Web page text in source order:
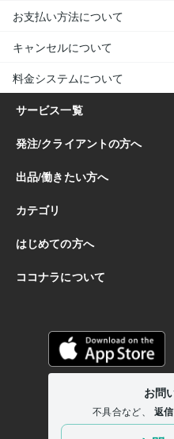
お支払い方法について
キャンセルについて
料金システムについて